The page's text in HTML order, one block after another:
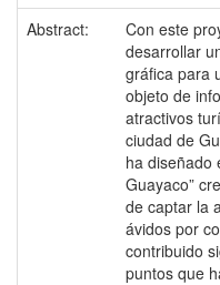
Abstract:
Con este
desarrollar
gráfica para
objeto de
atractivos
ciudad de
ha diseñado
Guayaco”
de captar la
ávidos por
contribuido
puntos que